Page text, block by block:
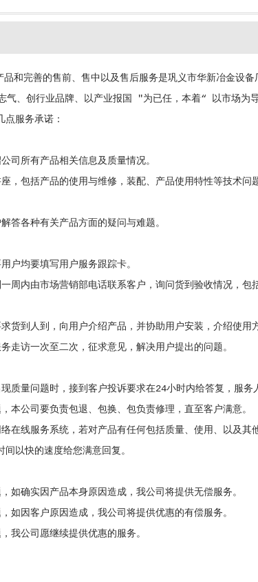
完善的售前、售中以及售后服务是巩义市华新冶金设备
气、创行业品牌、以产业报国 "为已任，本着“ 以市场为
服务承诺：
司所有产品相关信息及质量情况。
，包括产品的使用与维修，装配、产品使用特性等技术
答各种有关产品方面的疑问与难题。
户均要填写用户服务跟踪卡。
周内由市场营销部电话联系客户，询问货到验收情况，
货到人到，向用户介绍产品，并协助用户安装，介绍使用
走访一次至二次，征求意见，解决用户提出的问题。
质量问题时，接到客户投诉要求在24小时内给答复，服务
本公司要负责包退、包换、包负责修理，直至客户满意。
在线服务系统，若对产品有任何包括质量、使用、以及
以快的速度给您满意回复。
如确实因产品本身原因造成，我公司将提供无偿服务。
如因客户原因造成，我公司将提供优惠的有偿服务。
我公司愿继续提供优惠的服务。